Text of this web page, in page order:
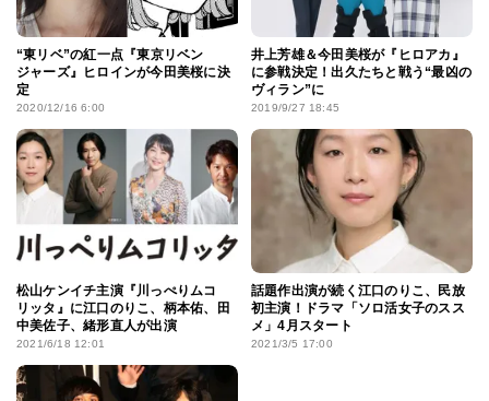
“東リベ”の紅一点『東京リベン
ジャーズ』ヒロインが今田美桜に決
定
2020/12/16 6:00
井上芳雄＆今田美桜が『ヒロアカ』
に参戦決定！出久たちと戦う“最凶の
ヴィラン”に
2019/9/27 18:45
松山ケンイチ主演『川っぺりムコ
リッタ』に江口のりこ、柄本佑、田
中美佐子、緒形直人が出演
2021/6/18 12:01
話題作出演が続く江口のりこ、民放
初主演！ドラマ「ソロ活女子のスス
メ」4月スタート
2021/3/5 17:00